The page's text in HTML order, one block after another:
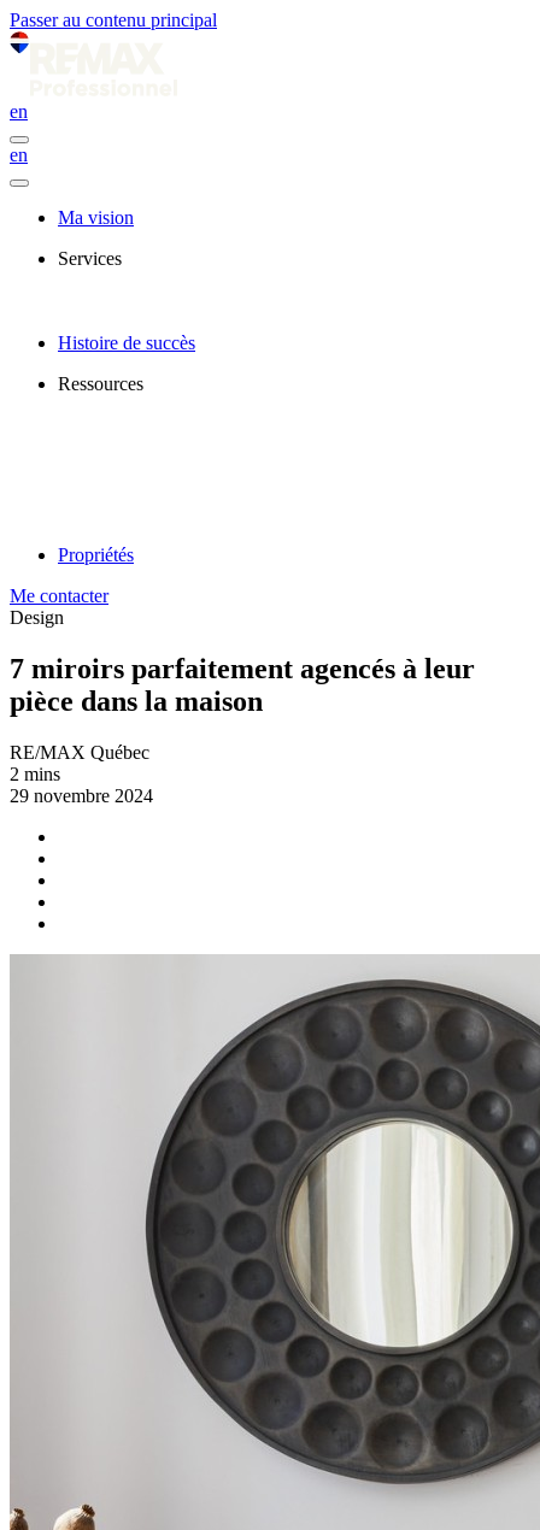
Passer au contenu principal
en
en
Ma vision
Services
Histoire de succès
Ressources
Propriétés
Me contacter
Design
7 miroirs parfaitement agencés à leur
pièce dans la maison
RE/MAX Québec
2 mins
29 novembre 2024